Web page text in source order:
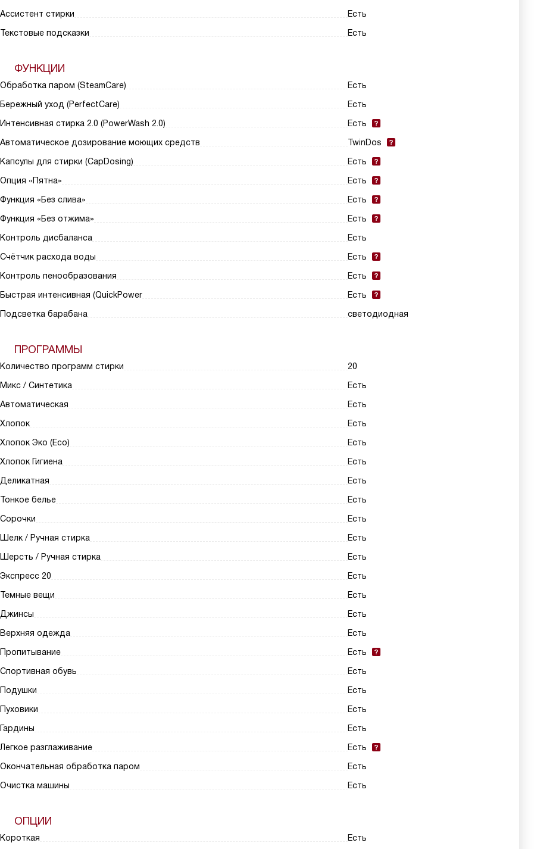
Ассистент стирки
Есть
Текстовые подсказки
Есть
ФУНКЦИИ
Обработка паром (SteamCare)
Есть
Бережный уход (PerfectCare)
Есть
Интенсивная стирка 2.0 (PowerWash 2.0)
Есть
Автоматическое дозирование моющих средств
TwinDos
Капсулы для стирки (CapDosing)
Есть
Опция «Пятна»
Есть
Функция «Без слива»
Есть
Функция «Без отжима»
Есть
Контроль дисбаланса
Есть
Счётчик расхода воды
Есть
Контроль пенообразования
Есть
Быстрая интенсивная (QuickPower
Есть
Подсветка барабана
светодиодная
ПРОГРАММЫ
Количество программ стирки
20
Микс / Синтетика
Есть
Автоматическая
Есть
Хлопок
Есть
Хлопок Эко (Eco)
Есть
Хлопок Гигиена
Есть
Деликатная
Есть
Тонкое белье
Есть
Сорочки
Есть
Шелк / Ручная стирка
Есть
Шерсть / Ручная стирка
Есть
Экспресс 20
Есть
Темные вещи
Есть
Джинсы
Есть
Верхняя одежда
Есть
Пропитывание
Есть
Спортивная обувь
Есть
Подушки
Есть
Пуховики
Есть
Гардины
Есть
Легкое разглаживание
Есть
Окончательная обработка паром
Есть
Очистка машины
Есть
ОПЦИИ
Короткая Есть